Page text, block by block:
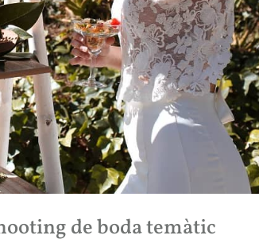
de boda temàtic